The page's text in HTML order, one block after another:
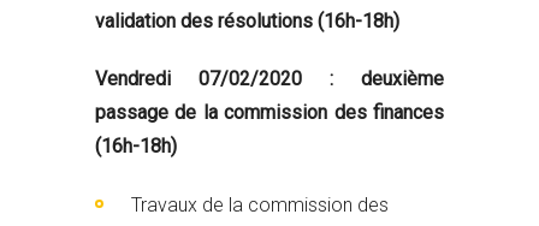
validation des résolutions (16h-18h)
Vendredi 07/02/2020 : deuxième
passage de la commission des finances
(16h-18h)
Travaux de la commission des